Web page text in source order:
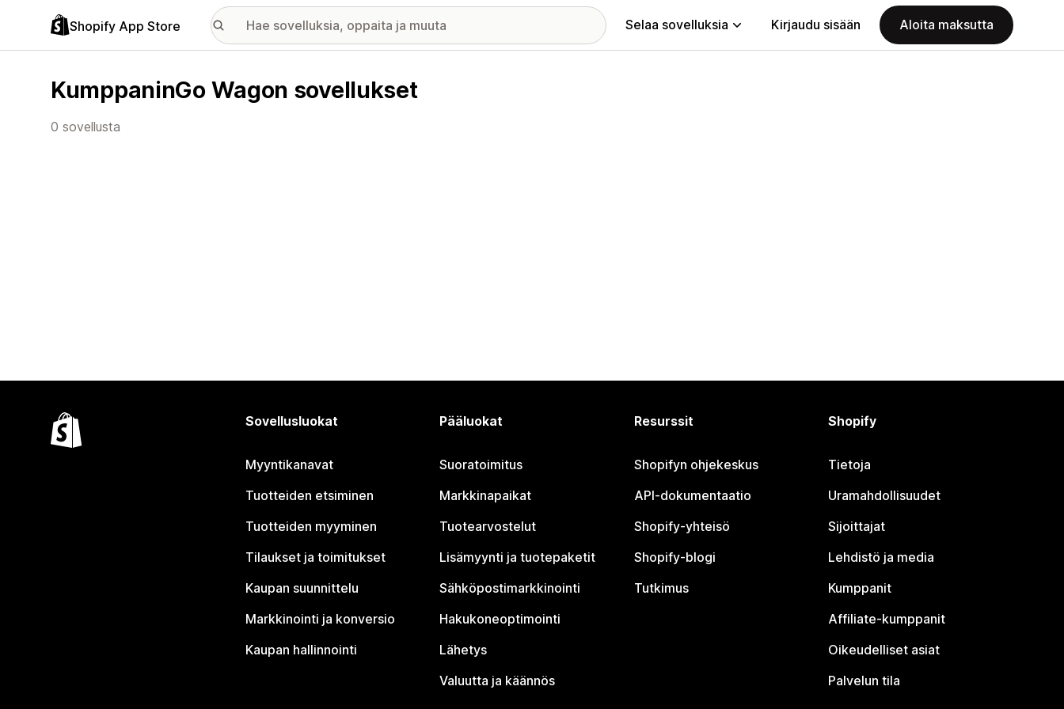
Shopify App Store Selaa sovelluksia Kirjaudu sisään Aloita maksutta
KumppaninGo Wagon sovellukset
0 sovellusta
Sovellusluokat
Myyntikanavat
Tuotteiden etsiminen
Tuotteiden myyminen
Tilaukset ja toimitukset
Kaupan suunnittelu
Markkinointi ja konversio
Kaupan hallinnointi
Pääluokat
Suoratoimitus
Markkinapaikat
Tuotearvostelut
Lisämyynti ja tuotepaketit
Sähköpostimarkkinointi
Hakukoneoptimointi
Lähetys
Valuutta ja käännös
Resurssit
Shopifyn ohjekeskus
API-dokumentaatio
Shopify-yhteisö
Shopify-blogi
Tutkimus
Shopify
Tietoja
Uramahdollisuudet
Sijoittajat
Lehdistö ja media
Kumppanit
Affiliate-kumppanit
Oikeudelliset asiat
Palvelun tila